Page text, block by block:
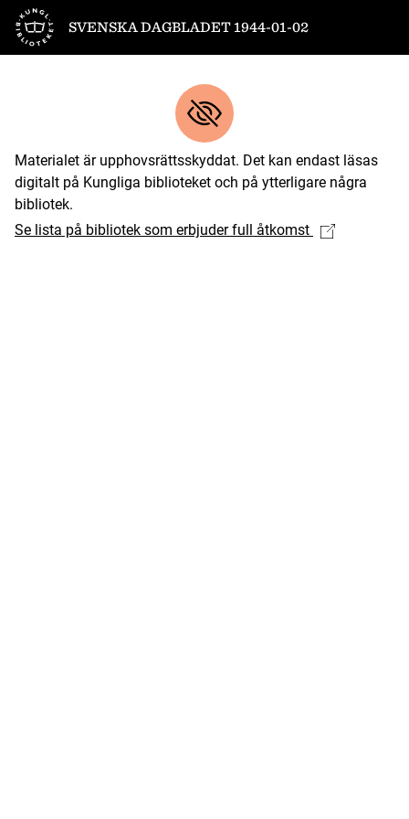
Till startsidan
SVENSKA DAGBLADET 1944-01-02
Materialet är upphovsrättsskyddat. Det kan endast läsas
digitalt på Kungliga biblioteket och på ytterligare några
bibliotek.
Se lista på bibliotek som erbjuder full åtkomst